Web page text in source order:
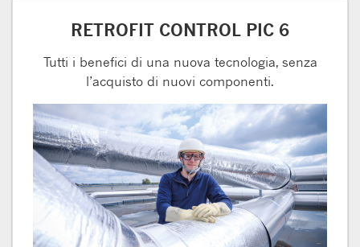
RETROFIT CONTROL PIC 6
Tutti i benefici di una nuova tecnologia, senza
l’acquisto di nuovi componenti.